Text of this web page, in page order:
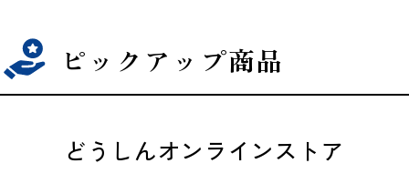
ピックアップ商品
どうしんオンラインストア